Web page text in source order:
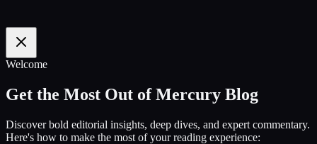
100 %
Welcome
Get the Most Out of Mercury Blog
Discover bold editorial insights, deep dives, and expert commentary.
Here's how to make the most of your reading experience: